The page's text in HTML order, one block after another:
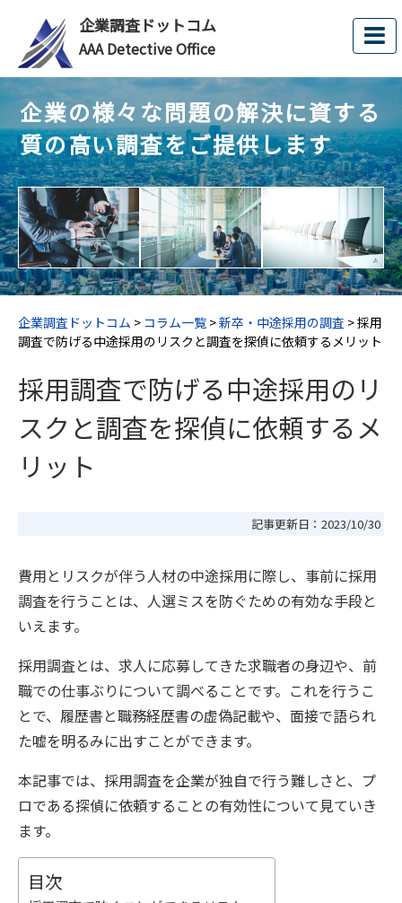
企業調査ドットコム
AAA Detective Office
企業の様々な問題の解決に資する
質の高い調査をご提供します
企業調査ドットコム > コラム一覧 >新卒・中途採用の調査 >採用
調査で防げる中途採用のリスクと調査を探偵に依頼するメリット
採用調査で防げる中途採用のリ
スクと調査を探偵に依頼するメ
リット
記事更新日： 2023/10/30
費用とリスクが伴う人材の中途採用に際し、事前に採用
調査を行うことは、人選ミスを防ぐための有効な手段と
いえます。
採用調査とは、求人に応募してきた求職者の身辺や、前
職での仕事ぶりについて調べることです。これを行うこ
とで、履歴書と職務経歴書の虚偽記載や、面接で語られ
た嘘を明るみに出すことができます。
本記事では、採用調査を企業が独自で行う難しさと、プ
ロである探偵に依頼することの有効性について見ていき
ます。
目次